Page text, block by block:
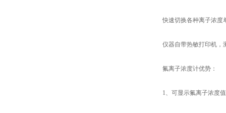
快速切换各种离子浓度单
仪器自带热敏打印机，
氟离子浓度计优势：
1、可显示氟离子浓度值